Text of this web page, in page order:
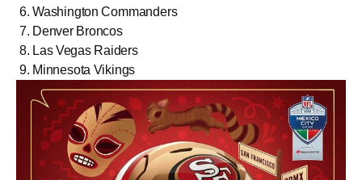
Washington Commanders
Denver Broncos
Las Vegas Raiders
Minnesota Vikings